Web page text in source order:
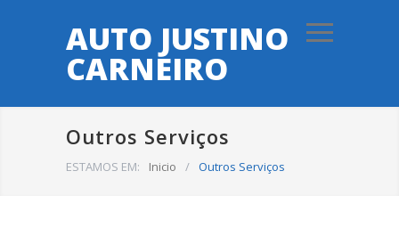
AUTO JUSTINO
CARNEIRO
Outros Serviços
ESTAMOS EM: Inicio / Outros Serviços